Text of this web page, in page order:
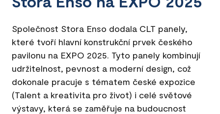
Společnost Stora Enso dodala CLT panely,
které tvoří hlavní konstrukční prvek českého
pavilonu na EXPO 2025. Tyto panely kombinují
udržitelnost, pevnost a moderní design, což
dokonale pracuje s tématem české expozice
(Talent a kreativita pro život) i celé světové
výstavy, která se zaměřuje na budoucnost